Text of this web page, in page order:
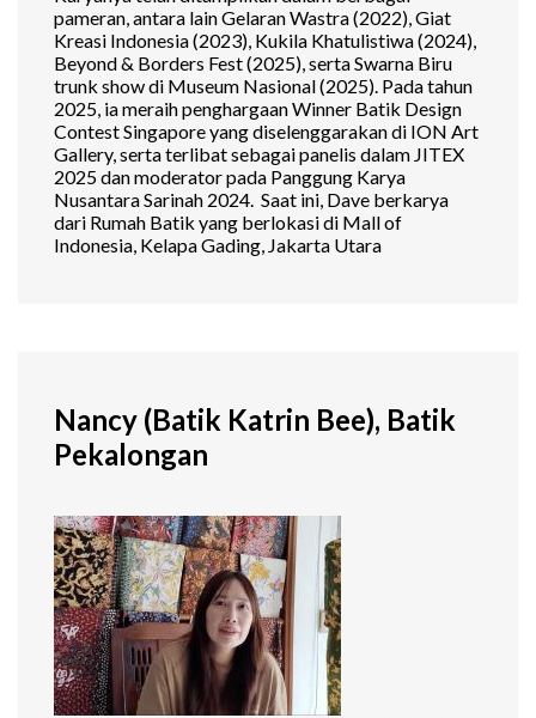
pameran, antara lain Gelaran Wastra (2022), Giat
Kreasi Indonesia (2023), Kukila Khatulistiwa (2024),
Beyond & Borders Fest (2025), serta Swarna Biru
trunk show di Museum Nasional (2025). Pada tahun
2025, ia meraih penghargaan Winner Batik Design
Contest Singapore yang diselenggarakan di ION Art
Gallery, serta terlibat sebagai panelis dalam JITEX
2025 dan moderator pada Panggung Karya
Nusantara Sarinah 2024. Saat ini, Dave berkarya
dari Rumah Batik yang berlokasi di Mall of
Indonesia, Kelapa Gading, Jakarta Utara
Nancy (Batik Katrin Bee), Batik
Pekalongan